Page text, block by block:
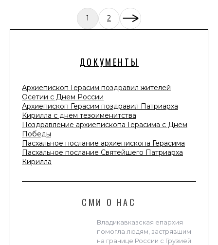
ДОКУМЕНТЫ
Архиепископ Герасим поздравил жителей
Осетии с Днем России
Архиепископ Герасим поздравил Патриарха
Кирилла с днем тезоименитства
Поздравление архиепископа Герасима с Днем
Победы
Пасхальное послание архиепископа Герасима
Пасхальное послание Святейшего Патриарха
Кирилла
СМИ О НАС
Владикавказская епархия
помогла людям, застрявшим
на границе России с Грузией
1 2